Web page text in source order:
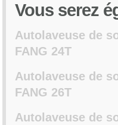
Vous serez
Autolaveuse de
FANG 24T
Autolaveuse de
FANG 26T
Autolaveuse de